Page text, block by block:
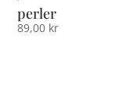
perler
89,00 kr